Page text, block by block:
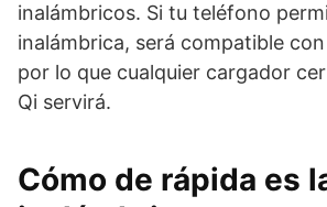
inalámbricos. Si tu teléfono
inalámbrica, será compatible
por lo que cualquier cargador
Qi servirá.
Cómo de rápida es